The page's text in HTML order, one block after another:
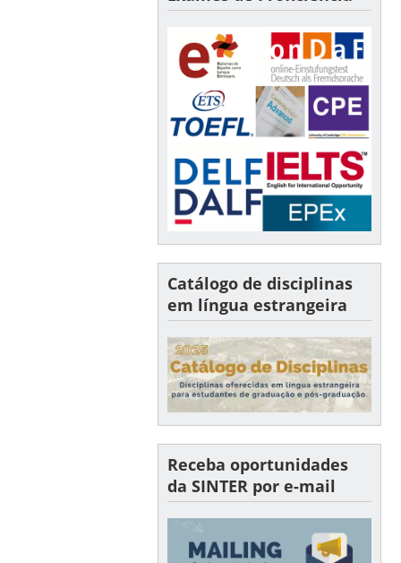
Catálogo de disciplinas
em língua estrangeira
Receba oportunidades
da SINTER por e-mail